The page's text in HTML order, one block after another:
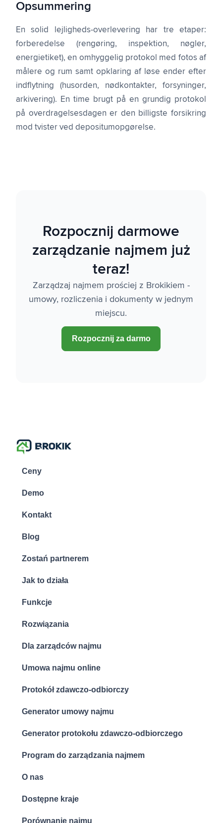
Opsummering
En solid lejligheds-overlevering har tre etaper:
forberedelse (rengøring, inspektion, nøgler,
energietiket), en omhyggelig protokol med fotos af
målere og rum samt opklaring af løse ender efter
indflytning (husorden, nødkontakter, forsyninger,
arkivering). En time brugt på en grundig protokol
på overdragelsesdagen er den billigste forsikring
mod tvister ved depositumopgørelse.
Rozpocznij darmowe
zarządzanie najmem już
teraz!
Zarządzaj najmem prościej z Brokikiem -
umowy, rozliczenia i dokumenty w jednym
miejscu.
Rozpocznij za darmo
Ceny
Demo
Kontakt
Blog
Zostań partnerem
Jak to działa
Funkcje
Rozwiązania
Dla zarządców najmu
Umowa najmu online
Protokół zdawczo-odbiorczy
Generator umowy najmu
Generator protokołu zdawczo-odbiorczego
Program do zarządzania najmem
O nas
Dostępne kraje
Porównanie najmu